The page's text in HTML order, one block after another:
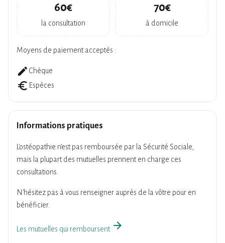
60€
la consultation
70€
à domicile
Moyens de paiement acceptés :
create Chèque
euro_symbol Espèces
Informations pratiques
L’ostéopathie n’est pas remboursée par la Sécurité Sociale,
mais la plupart des mutuelles prennent en charge ces
consultations.
N’hésitez pas à vous renseigner auprès de la vôtre pour en
bénéficier.
Les mutuelles qui remboursent arrow_forward